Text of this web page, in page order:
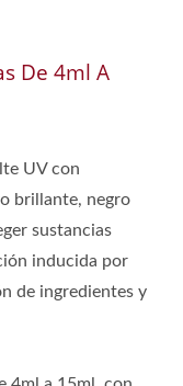
De 4ml A
UV con
brillante, negro
sustancias
inducida por
de ingredientes y